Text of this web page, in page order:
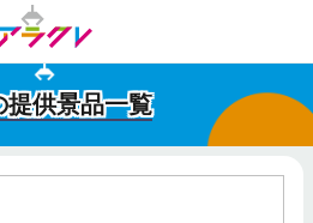
提供景品一覧